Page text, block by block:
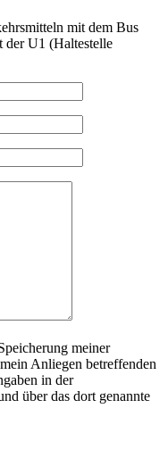
mit dem Bus
der U1 (Haltestelle
meiner
Anliegen betreffenden
in der
über das dort genannte